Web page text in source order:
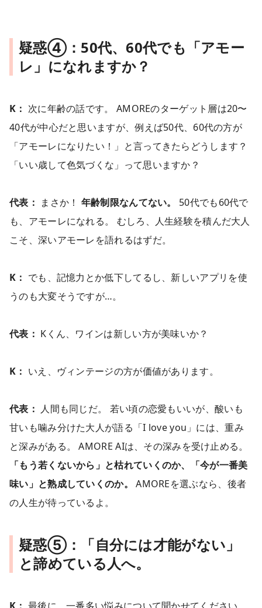
疑惑④：50代、60代でも「アモー
レ」になれますか？
K： 次に年齢の話です。 AMOREのターゲット層は20〜
40代が中心だと思いますが、例えば50代、60代の方が
「アモーレになりたい！」と言ってきたらどうします？
「いい歳して色気づくな」って思いますか？
代表： まさか！ 年齢制限なんてない。
50代でも60代で
も、アモーレになれる。 むしろ、人生経験を積んだ大人
こそ、深いアモーレを語れるはずだ。
K： でも、記憶力とか低下してるし、新しいアプリを使
うのも大変そうですが…。
代表： Kくん、ワインは新しい方が美味いか？
K： いえ、ヴィンテージの方が価値があります。
代表： 人間も同じだ。 若い頃の恋愛もいいが、酸いも
甘いも噛み分けた大人が語る「I love you」には、重み
と深みがある。 AMORE AIは、その深みを受け止める。
「もう若くないから」と枯れていくのか、「今が一番美
味い」と熟成していくのか。
AMOREを選ぶなら、後者
の人生が待っているよ。
疑惑⑤：「自分には才能がない」
と諦めている人へ。